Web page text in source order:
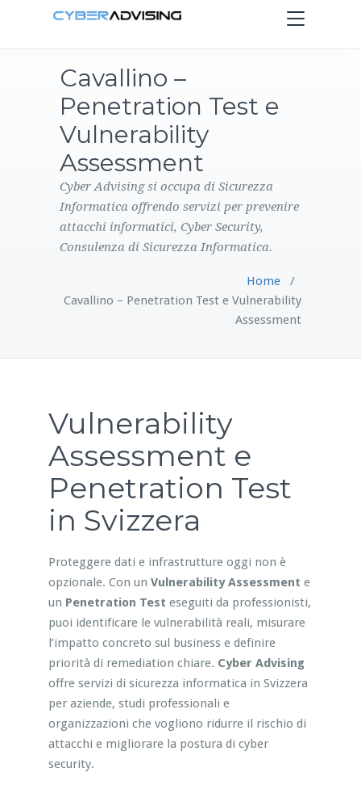
Toggle
navigation
PRODOTTI
CONTATTI
Cavallino –
Penetration Test e
Vulnerability
Assessment
Cyber Advising si occupa di Sicurezza
Informatica offrendo servizi per prevenire
attacchi informatici, Cyber Security,
Consulenza di Sicurezza Informatica.
Home/
Cavallino – Penetration Test e Vulnerability
Assessment
Vulnerability
Assessment e
Penetration Test
in Svizzera
Proteggere dati e infrastrutture oggi non è
opzionale. Con un Vulnerability Assessment e
un Penetration Test eseguiti da professionisti,
puoi identificare le vulnerabilità reali, misurare
l’impatto concreto sul business e definire
priorità di remediation chiare. Cyber Advising
offre servizi di sicurezza informatica in Svizzera
per aziende, studi professionali e
organizzazioni che vogliono ridurre il rischio di
attacchi e migliorare la postura di cyber
security.